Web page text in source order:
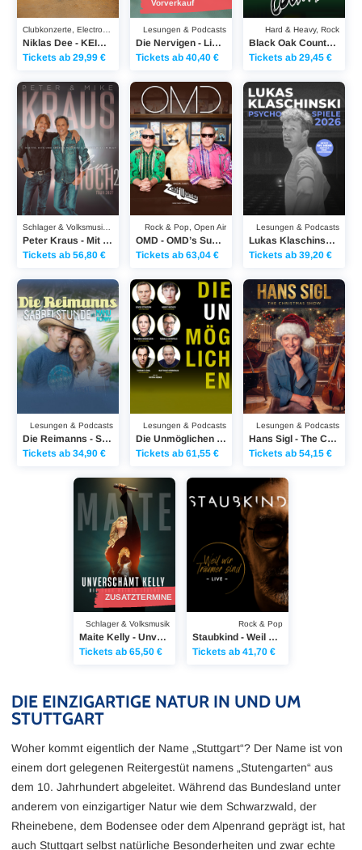
Niklas Dee - KEINER KENNT MICH TOUR 2026
Tickets ab 29,99 €
Lesungen & Podcasts
Die Nervigen - Live 2026
Tickets ab 40,40 €
Vorverkauf
Hard & Heavy, Rock
Black Oak County - Live 2026
Tickets ab 29,45 €
Schlager & Volksmusik, Rock
Peter Kraus - Mit Herz & Rock´n´Roll im Blut
Tickets ab 56,80 €
Peter Kraus - Mit Herz & Rock´n´Roll im Blut
Rock & Pop, Open Air
OMD - OMD’s Summer of Hits
Tickets ab 63,04 €
OMD - OMD’s Summer of Hits
Lesungen & Podcasts
Lukas Klaschinski - PsychoSpiele 2026
Tickets ab 39,20 €
Lukas Klaschinski -
Lesungen & Podcasts
Die Reimanns - SABBELSTUNDE MIT MANU & KONNY
Tickets ab 34,90 €
Die Reimanns - SABBELSTUNDE MIT MANU & KONNY
Lesungen & Podcasts
Die Unmöglichen - Szenische Lesung
Tickets ab 61,55 €
Die Unmöglichen - Szenische Lesung
Lesungen & Podcasts
Hans Sigl - The Christmas Show
Tickets ab 54,15 €
Hans Sigl - The
Schlager & Volksmusik
Maite Kelly - Unverschämt Kelly
Tickets ab 65,50 €
ZUSATZTERMINE
Maite Kelly - Unverschämt Kelly
Rock & Pop
Staubkind - Weil wir Träumer sind - Live
Tickets ab 41,70 €
Staubkind - Weil wir Träumer sind
DIE EINZIGARTIGE NATUR IN UND UM
STUTTGART
Woher kommt eigentlich der Name „Stuttgart“? Der Name ist von
einem dort gelegenen Reitergestüt namens „Stutengarten“ aus
dem 10. Jahrhundert abgeleitet. Während das Bundesland unter
anderem von einzigartiger Natur wie dem Schwarzwald, der
Rheinebene, dem Bodensee oder dem Alpenrand geprägt ist, hat
auch Stuttgart selbst natürliche Besonderheiten und zwar echte
👉 Immer und überall informiert
bleiben!